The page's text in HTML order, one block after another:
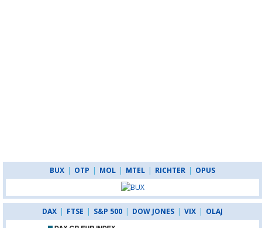
BUX | OTP | MOL | MTEL | RICHTER | OPUS
DAX | FTSE | S&P 500 | DOW JONES | VIX | OLAJ